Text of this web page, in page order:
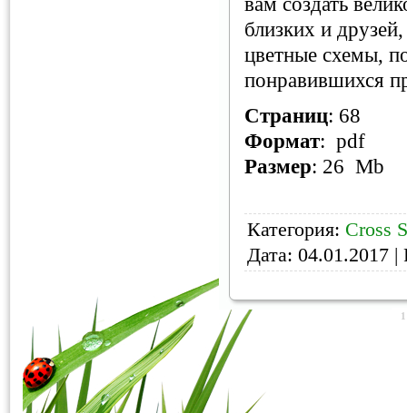
близких и
цветные схемы,
понравившихся
Страниц: 68
Формат: pdf
Размер: 26 Mb
Категория: Cross
Дата: 04.01.2017 |
1